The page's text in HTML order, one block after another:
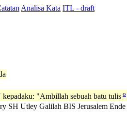
Analisa Kata ITL - draft
"Ambillah sebuah batu tulis o
SH Utley Galilah BIS Jerusalem Ende